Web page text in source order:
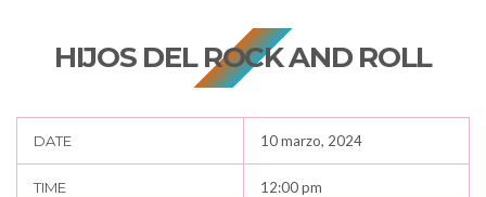
HIJOS DEL ROCK AND ROLL
DATE 10 marzo, 2024
TIME 12:00 pm